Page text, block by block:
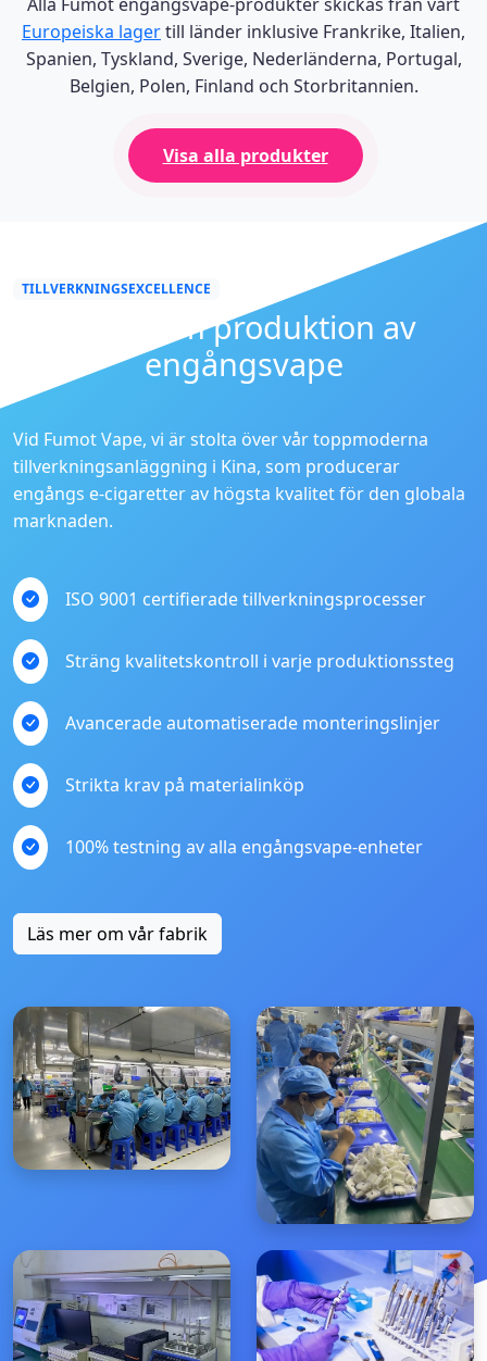
Europeiska lagertill länder inklusive Frankrike, Italien,
Spanien, Tyskland, Sverige, Nederländerna, Portugal,
Belgien, Polen, Finland och Storbritannien.
Visa alla produkter
TILLVERKNINGSEXCELLENCE
Premium produktion av
engångsvape
Vid Fumot Vape, vi är stolta över vår toppmoderna
tillverkningsanläggning i Kina, som producerar
engångs e-cigaretter av högsta kvalitet för den globala
marknaden.
ISO 9001 certifierade tillverkningsprocesser
Sträng kvalitetskontroll i varje produktionssteg
Avancerade automatiserade monteringslinjer
Strikta krav på materialinköp
100% testning av alla engångsvape-enheter
Läs mer om vår fabrik